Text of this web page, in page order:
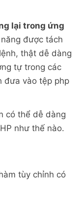
lại trong ứng
được tách
thật dễ dàng
tự trong các
đưa vào tệp php
có thể dễ dàng
như thế nào.
tùy chỉnh có